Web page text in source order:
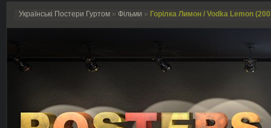
Українські Постери Гуртом » Фільми » Горілка Лимон / Vodka Lemon